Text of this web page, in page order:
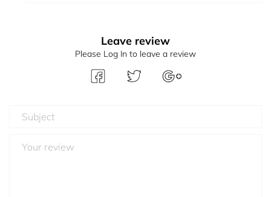
Leave review
Please Log In to leave a review